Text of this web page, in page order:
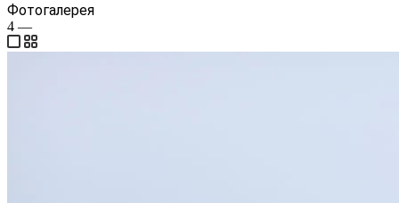
Фотогалерея
4 —